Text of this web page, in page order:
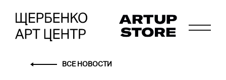
ВСЕ НОВОСТИ